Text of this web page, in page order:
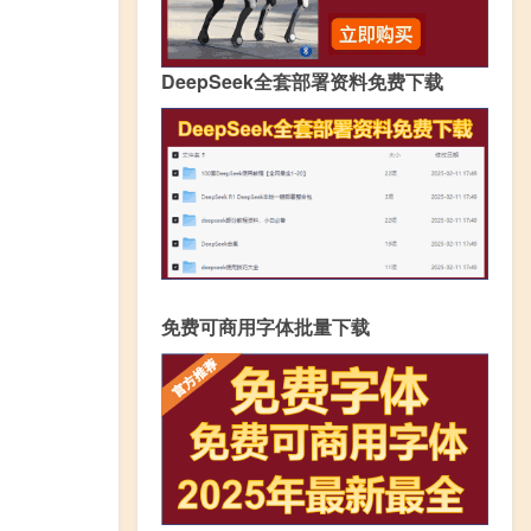
DeepSeek全套部署资料免费下载
免费可商用字体批量下载